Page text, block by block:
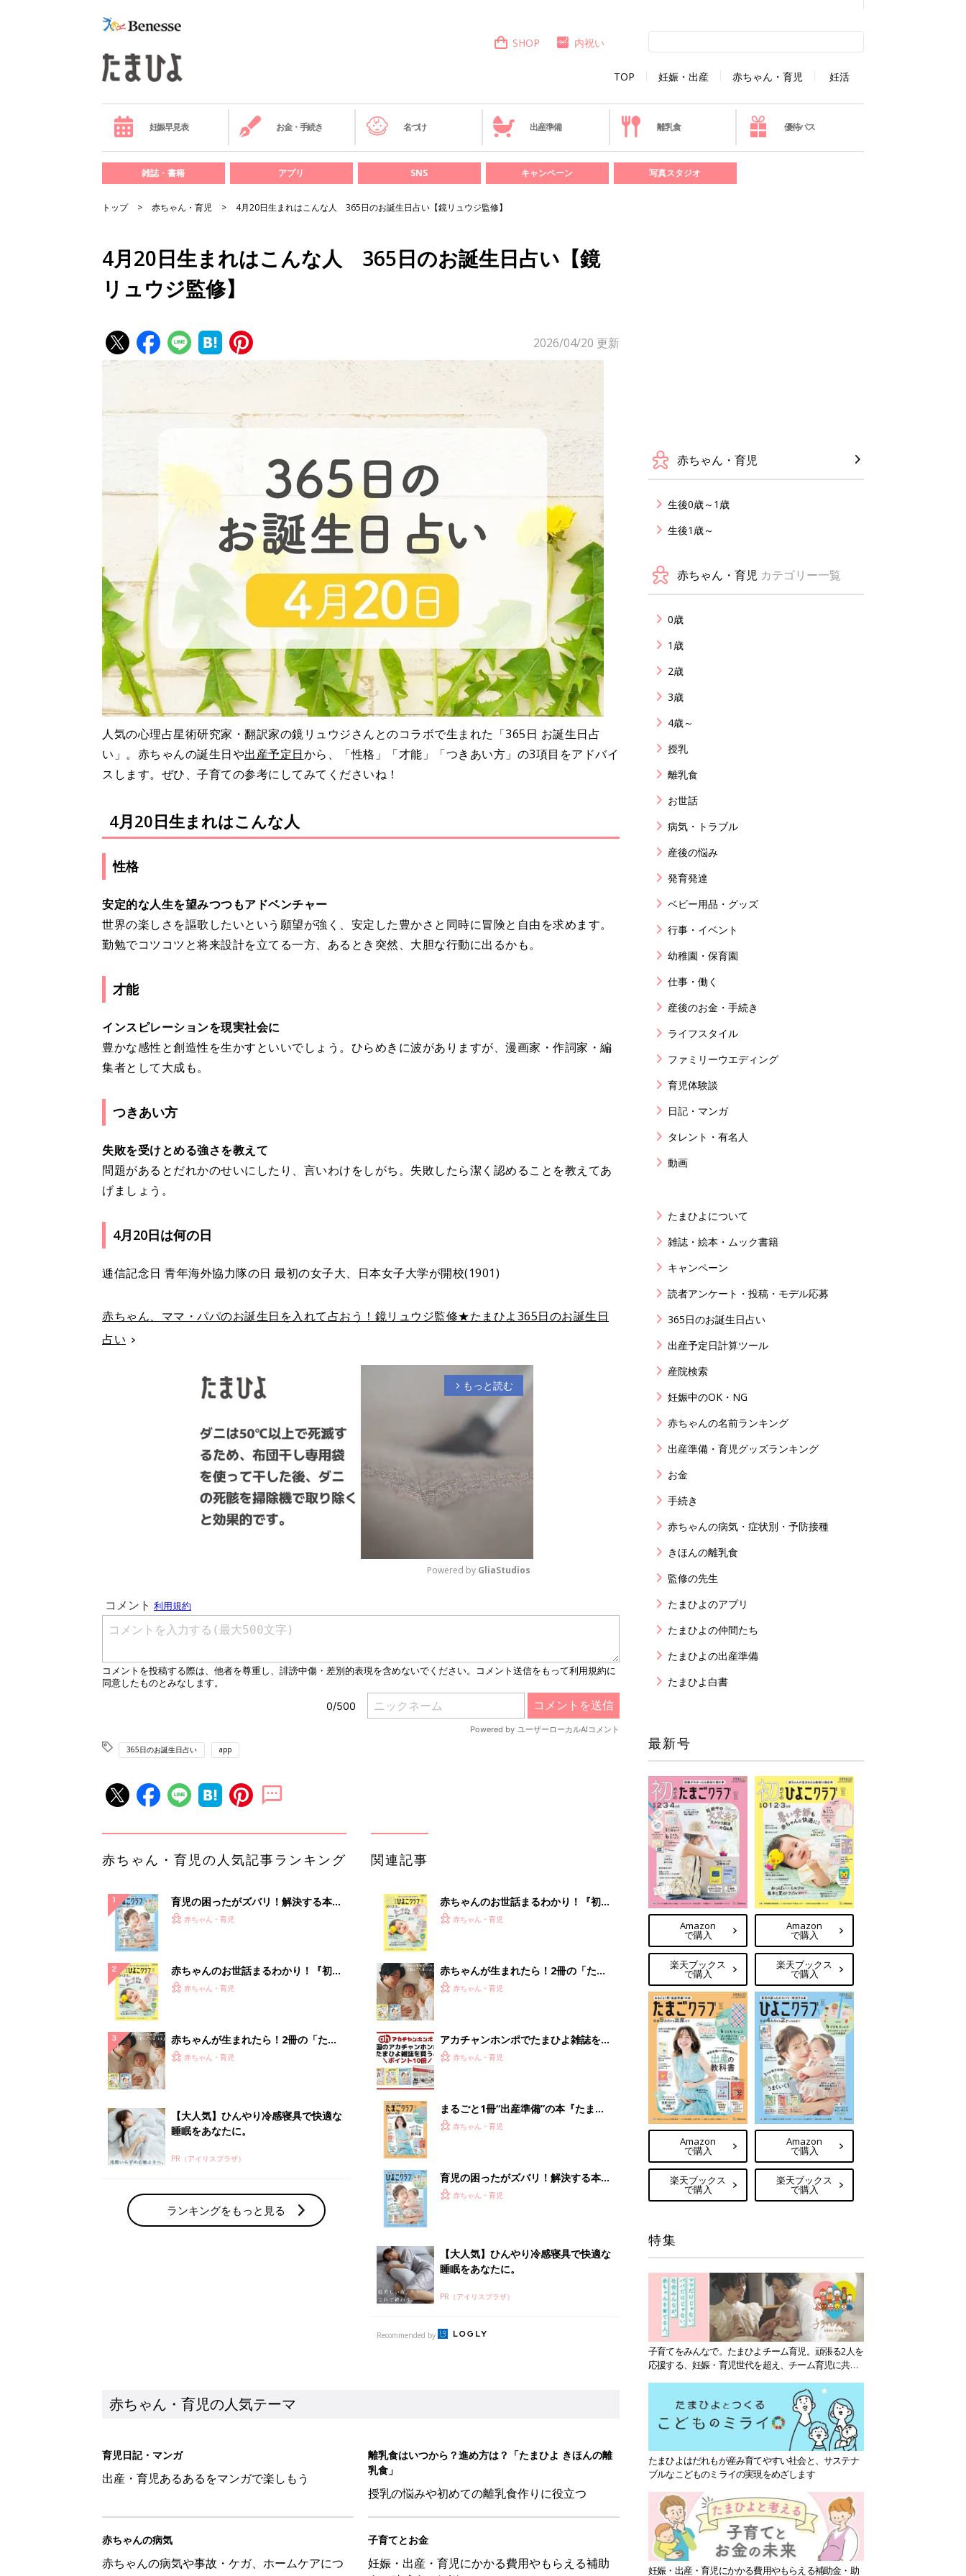
TOP 妊娠・出産 赤ちゃん・育児 妊活
SHOP 内祝い
妊娠早見表 お金・手続き 名づけ 出産準備 離乳食 優待パス
雑誌・書籍 アプリ SNS キャンペーン 写真スタジオ
トップ 赤ちゃん・育児 4月20日生まれはこんな人 365日のお誕生日占い【鏡リュウジ監修】
4月20日生まれはこんな人 365日のお誕生日占い【鏡
リュウジ監修】
2026/04/20 更新
人気の心理占星術研究家・翻訳家の鏡リュウジさんとのコラボで生まれた「365日 お誕生日占
い」。赤ちゃんの誕生日や出産予定日から、「性格」「才能」「つきあい方」の3項目をアドバイ
スします。ぜひ、子育ての参考にしてみてくださいね！
4月20日生まれはこんな人
性格
安定的な人生を望みつつもアドベンチャー
世界の楽しさを謳歌したいという願望が強く、安定した豊かさと同時に冒険と自由を求めます。
勤勉でコツコツと将来設計を立てる一方、あるとき突然、大胆な行動に出るかも。
才能
インスピレーションを現実社会に
豊かな感性と創造性を生かすといいでしょう。ひらめきに波がありますが、漫画家・作詞家・編
集者として大成も。
つきあい方
失敗を受けとめる強さを教えて
問題があるとだれかのせいにしたり、言いわけをしがち。失敗したら潔く認めることを教えてあ
げましょう。
4月20日は何の日
逓信記念日 青年海外協力隊の日 最初の女子大、日本女子大学が開校(1901)
赤ちゃん、ママ・パパのお誕生日を入れて占おう！鏡リュウジ監修★たまひよ365日のお誕生日
占い
arrow_forward_ios もっと読む
M
e
Powered by GliaStudios
365日のお誕生日占い app
赤ちゃん・育児の人気記事ランキング
育児の困ったがズバリ！解決する本
『ひよこクラブ 夏号』 4カ月～2才
赤ちゃん・育児
赤ちゃんのお世話まるわかり！『初め
てのひよこクラブ 夏号』〈巻頭大特
赤ちゃん・育児
赤ちゃんが生まれたら！2冊の「たま
ひよ」
赤ちゃん・育児
【大人気】ひんやり冷感寝具で快適な
睡眠をあなたに。
PR（アイリスプラザ）
ランキングをもっと見る
関連記事
赤ちゃんのお世話まるわかり！『初め
てのひよこクラブ 夏号』〈巻頭大特
赤ちゃん・育児
赤ちゃんが生まれたら！2冊の「たま
ひよ」
赤ちゃん・育児
アカチャンホンポでたまひよ雑誌を買
うとポイント10倍【期間限定】
赤ちゃん・育児
まるごと1冊“出産準備”の本『たまご
クラブ 夏号』〈スペシャル大特集〉
赤ちゃん・育児
育児の困ったがズバリ！解決する本
『ひよこクラブ 夏号』 4カ月～2才
赤ちゃん・育児
【大人気】ひんやり冷感寝具で快適な
睡眠をあなたに。
PR（アイリスプラザ）
Recommended by
赤ちゃん・育児の人気テーマ
育児日記・マンガ
出産・育児あるあるをマンガで楽しもう
離乳食はいつから？進め方は？「たまひよ きほんの離
乳食」
授乳の悩みや初めての離乳食作りに役立つ
赤ちゃんの病気
赤ちゃんの病気や事故・ケガ、ホームケアにつ
子育てとお金
妊娠・出産・育児にかかる費用やもらえる補助
赤ちゃん・育児
生後0歳～1歳
生後1歳～
赤ちゃん・育児 カテゴリー一覧
0歳
1歳
2歳
3歳
4歳～
授乳
離乳食
お世話
病気・トラブル
産後の悩み
発育発達
ベビー用品・グッズ
行事・イベント
幼稚園・保育園
仕事・働く
産後のお金・手続き
ライフスタイル
ファミリーウエディング
育児体験談
日記・マンガ
タレント・有名人
動画
たまひよについて
雑誌・絵本・ムック書籍
キャンペーン
読者アンケート・投稿・モデル応募
365日のお誕生日占い
出産予定日計算ツール
産院検索
妊娠中のOK・NG
赤ちゃんの名前ランキング
出産準備・育児グッズランキング
お金
手続き
赤ちゃんの病気・症状別・予防接種
きほんの離乳食
監修の先生
たまひよのアプリ
たまひよの仲間たち
たまひよの出産準備
たまひよ白書
最新号
Amazon
で購入
楽天ブックス
で購入
Amazon
で購入
楽天ブックス
で購入
Amazon
で購入
楽天ブックス
で購入
Amazon
で購入
楽天ブックス
で購入
特集
子育てをみんなで。たまひよチーム育児。頑張る2人を
応援する、妊娠・育児世代を超え、チーム育児に共感
たまひよはだれもが産み育てやすい社会と、サステナ
ブルなこどものミライの実現をめざします
妊娠・出産・育児にかかる費用やもらえる補助金・助